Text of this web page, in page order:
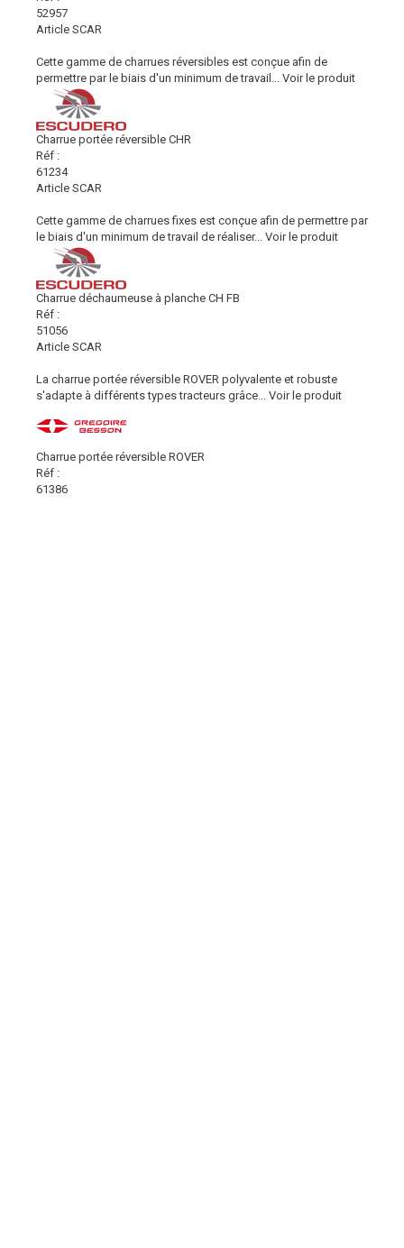
52957
Article SCAR
Cette gamme de charrues réversibles est conçue afin de
permettre par le biais d'un minimum de travail...
Voir le produit
Charrue portée réversible CHR
Réf :
61234
Article SCAR
Cette gamme de charrues fixes est conçue afin de permettre par
le biais d'un minimum de travail de réaliser...
Voir le produit
Charrue déchaumeuse à planche CH FB
Réf :
51056
Article SCAR
La charrue portée réversible ROVER polyvalente et robuste
s'adapte à différents types tracteurs grâce...
Voir le produit
Charrue portée réversible ROVER
Réf :
61386